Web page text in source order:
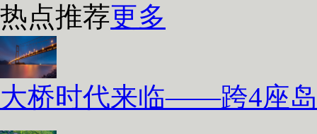
热点推荐更多
大桥时代来临——跨4座